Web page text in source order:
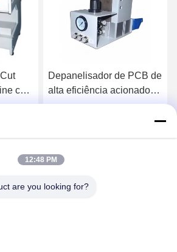
PCB de
com
Máquina de desinstalação
de PCB acionada
pneumaticamente de alta
eficiência com cortador
12:48 PM
are you looking for?